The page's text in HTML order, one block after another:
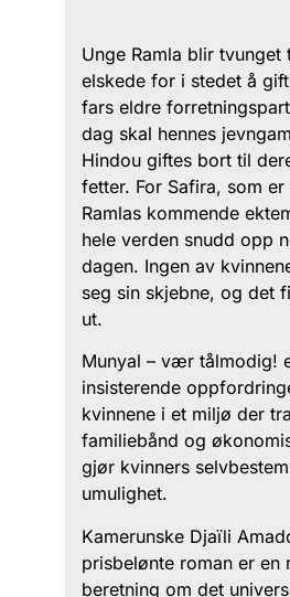
Unge Ramla blir
elskede for i stedet å
fars eldre
dag skal hennes
Hindou giftes bort til
fetter. For Safira, som
Ramlas kommende
hele verden snudd opp
dagen. Ingen av
seg sin skjebne, og det
ut.
Munyal – vær tålmodig!
insisterende
kvinnene i et miljø der
familiebånd og
gjør kvinners
umulighet.
Kamerunske Djaïli
prisbelønte roman er en
beretning om det